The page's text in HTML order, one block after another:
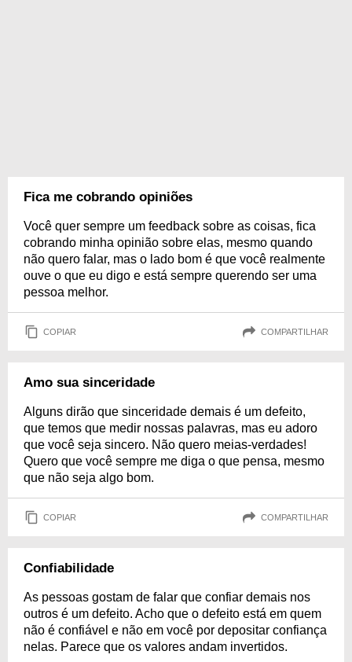
Fica me cobrando opiniões
Você quer sempre um feedback sobre as coisas, fica
cobrando minha opinião sobre elas, mesmo quando
não quero falar, mas o lado bom é que você realmente
ouve o que eu digo e está sempre querendo ser uma
pessoa melhor.
COPIAR COMPARTILHAR
Amo sua sinceridade
Alguns dirão que sinceridade demais é um defeito,
que temos que medir nossas palavras, mas eu adoro
que você seja sincero. Não quero meias-verdades!
Quero que você sempre me diga o que pensa, mesmo
que não seja algo bom.
COPIAR COMPARTILHAR
Confiabilidade
As pessoas gostam de falar que confiar demais nos
outros é um defeito. Acho que o defeito está em quem
não é confiável e não em você por depositar confiança
nelas. Parece que os valores andam invertidos.